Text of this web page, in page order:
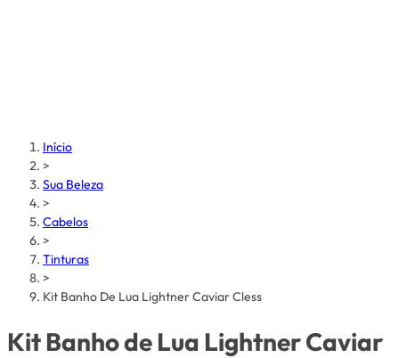
Início
>
Sua Beleza
>
Cabelos
>
Tinturas
>
Kit Banho De Lua Lightner Caviar Cless
Kit Banho de Lua Lightner Caviar